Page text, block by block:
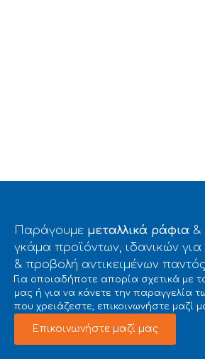
Παράγουμε μεταλλικά ράφια &
γκάμα προϊόντων, ιδανικών
& προβολή αντικειμένων
Για οποιαδήποτε απορία σχετικά με
μας ή για να κάνετε την παραγγελία
που χρειάζεστε, επικοινωνήστε μαζί
Επικοινωνήστε μαζί μας